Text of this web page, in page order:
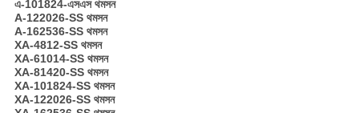
এ-101824-এসএস থমসন
A-122026-SS থমসন
A-162536-SS থমসন
XA-4812-SS থমসন
XA-61014-SS থমসন
XA-81420-SS থমসন
XA-101824-SS থমসন
XA-122026-SS থমসন